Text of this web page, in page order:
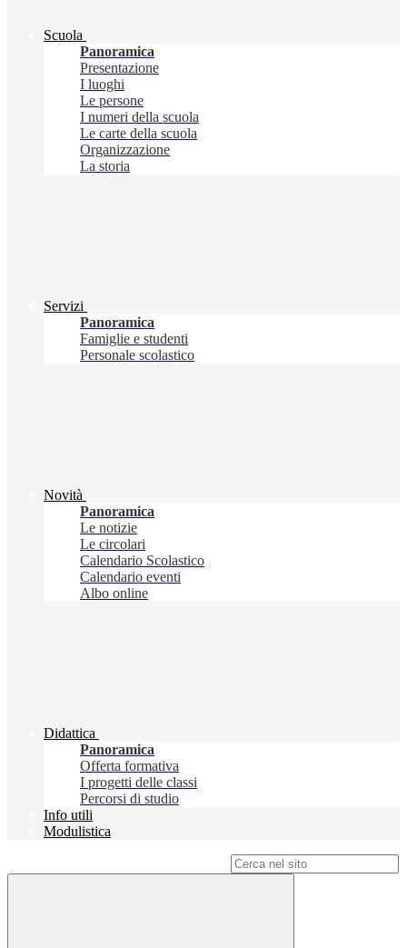
Scuola
Panoramica
Presentazione
I luoghi
Le persone
I numeri della scuola
Le carte della scuola
Organizzazione
La storia
Servizi
Panoramica
Famiglie e studenti
Personale scolastico
Novità
Panoramica
Le notizie
Le circolari
Calendario Scolastico
Calendario eventi
Albo online
Didattica
Panoramica
Offerta formativa
I progetti delle classi
Percorsi di studio
Info utili
Modulistica